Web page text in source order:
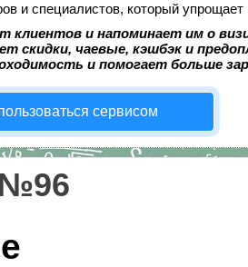
и специалистов, который упрощает
клиентов и напоминает им о
скидки, чаевые, кэшбэк и
и помогает больше
сервисом